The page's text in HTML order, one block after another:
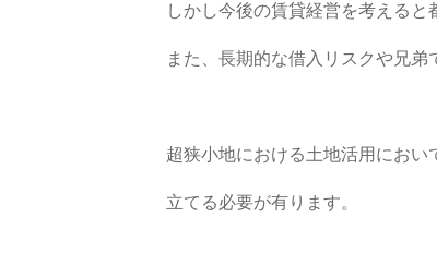
しかし今後の賃貸経営を考える
また、長期的な借入リスクや兄弟
超狭小地における土地活用にお
立てる必要が有ります。